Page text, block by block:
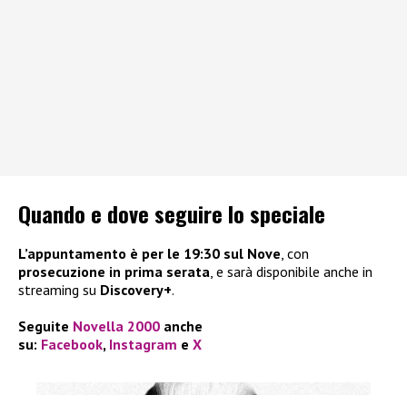
Quando e dove seguire lo speciale
L’appuntamento è per le 19:30 sul Nove , con
prosecuzione in prima serata , e sarà disponibile anche in
streaming su Discovery+.
Seguite Novella 2000 anche
su: Facebook, Instagram e X